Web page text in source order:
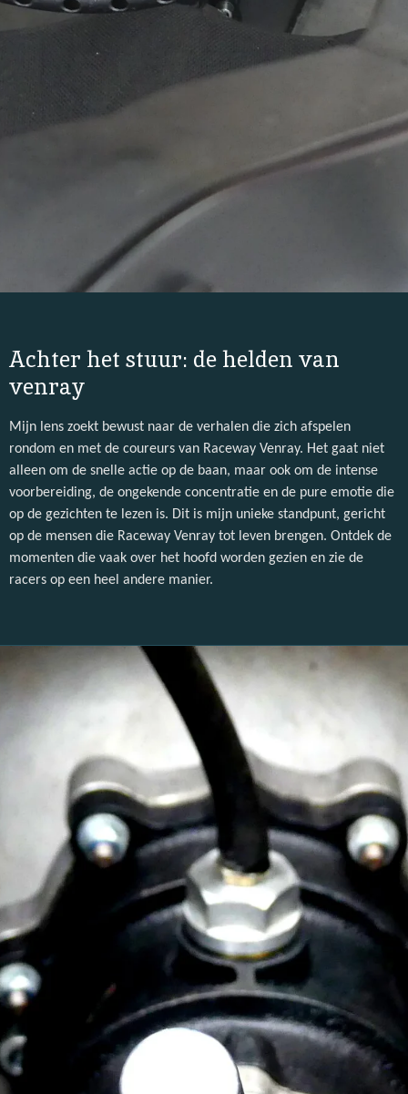
Achter het stuur: de helden van
venray
Mijn lens zoekt bewust naar de verhalen die zich afspelen
rondom en met de coureurs van Raceway Venray. Het gaat niet
alleen om de snelle actie op de baan, maar ook om de intense
voorbereiding, de ongekende concentratie en de pure emotie die
op de gezichten te lezen is. Dit is mijn unieke standpunt, gericht
op de mensen die Raceway Venray tot leven brengen. Ontdek de
momenten die vaak over het hoofd worden gezien en zie de
racers op een heel andere manier.